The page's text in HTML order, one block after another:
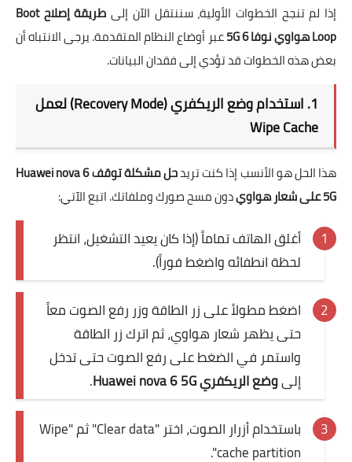
إذا لم تنجح الخطوات الأولية، سننتقل الآن إلى
طريقة إصلاح Boot
Loop هواوي نوفا 6 5G
عبر أوضاع النظام المتقدمة. يرجى الانتباه أن
بعض هذه الخطوات قد تؤدي إلى فقدان البيانات.
1. استخدام وضع الريكفري (Recovery Mode) لعمل
Wipe Cache
هذا الحل هو الأنسب إذا كنت تريد
حل مشكلة توقف Huawei nova 6
5G على شعار هواوي
دون مسح صورك وملفاتك. اتبع الآتي:
أغلق الهاتف تماماً (إذا كان يعيد التشغيل، انتظر
لحظة انطفائه واضغط فوراً).
اضغط مطولاً على زر الطاقة وزر رفع الصوت معاً
حتى يظهر شعار هواوي، ثم اترك زر الطاقة
واستمر في الضغط على رفع الصوت حتى تدخل
إلىوضع الريكفري Huawei nova 6 5G
.
باستخدام أزرار الصوت، اختر "Clear data" ثم "Wipe
cache partition".